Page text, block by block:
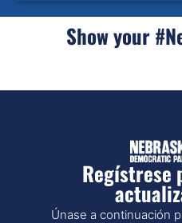
Show your
Regístrese
Únase a continuación